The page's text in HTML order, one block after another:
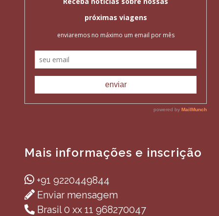
Mais informações e inscrição
+91 9220449844
Enviar mensagem
Brasil 0 xx 11 968270047